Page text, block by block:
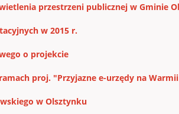
przestrzeni publicznej w Gminie
w 2015 r.
o projekcie
proj. "Przyjazne e-urzędy na
w Olsztynku